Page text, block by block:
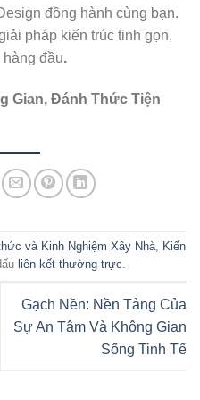
đồng hành cùng bạn.
pháp kiến trúc tinh gọn,
đầu.
Gian, Đánh Thức Tiện
và Kinh Nghiệm Xây Nhà, Kiến
liên kết thường trực.
Gạch Nền: Nền Tảng Của
Sự An Tâm Và Không Gian
Sống Tinh Tế